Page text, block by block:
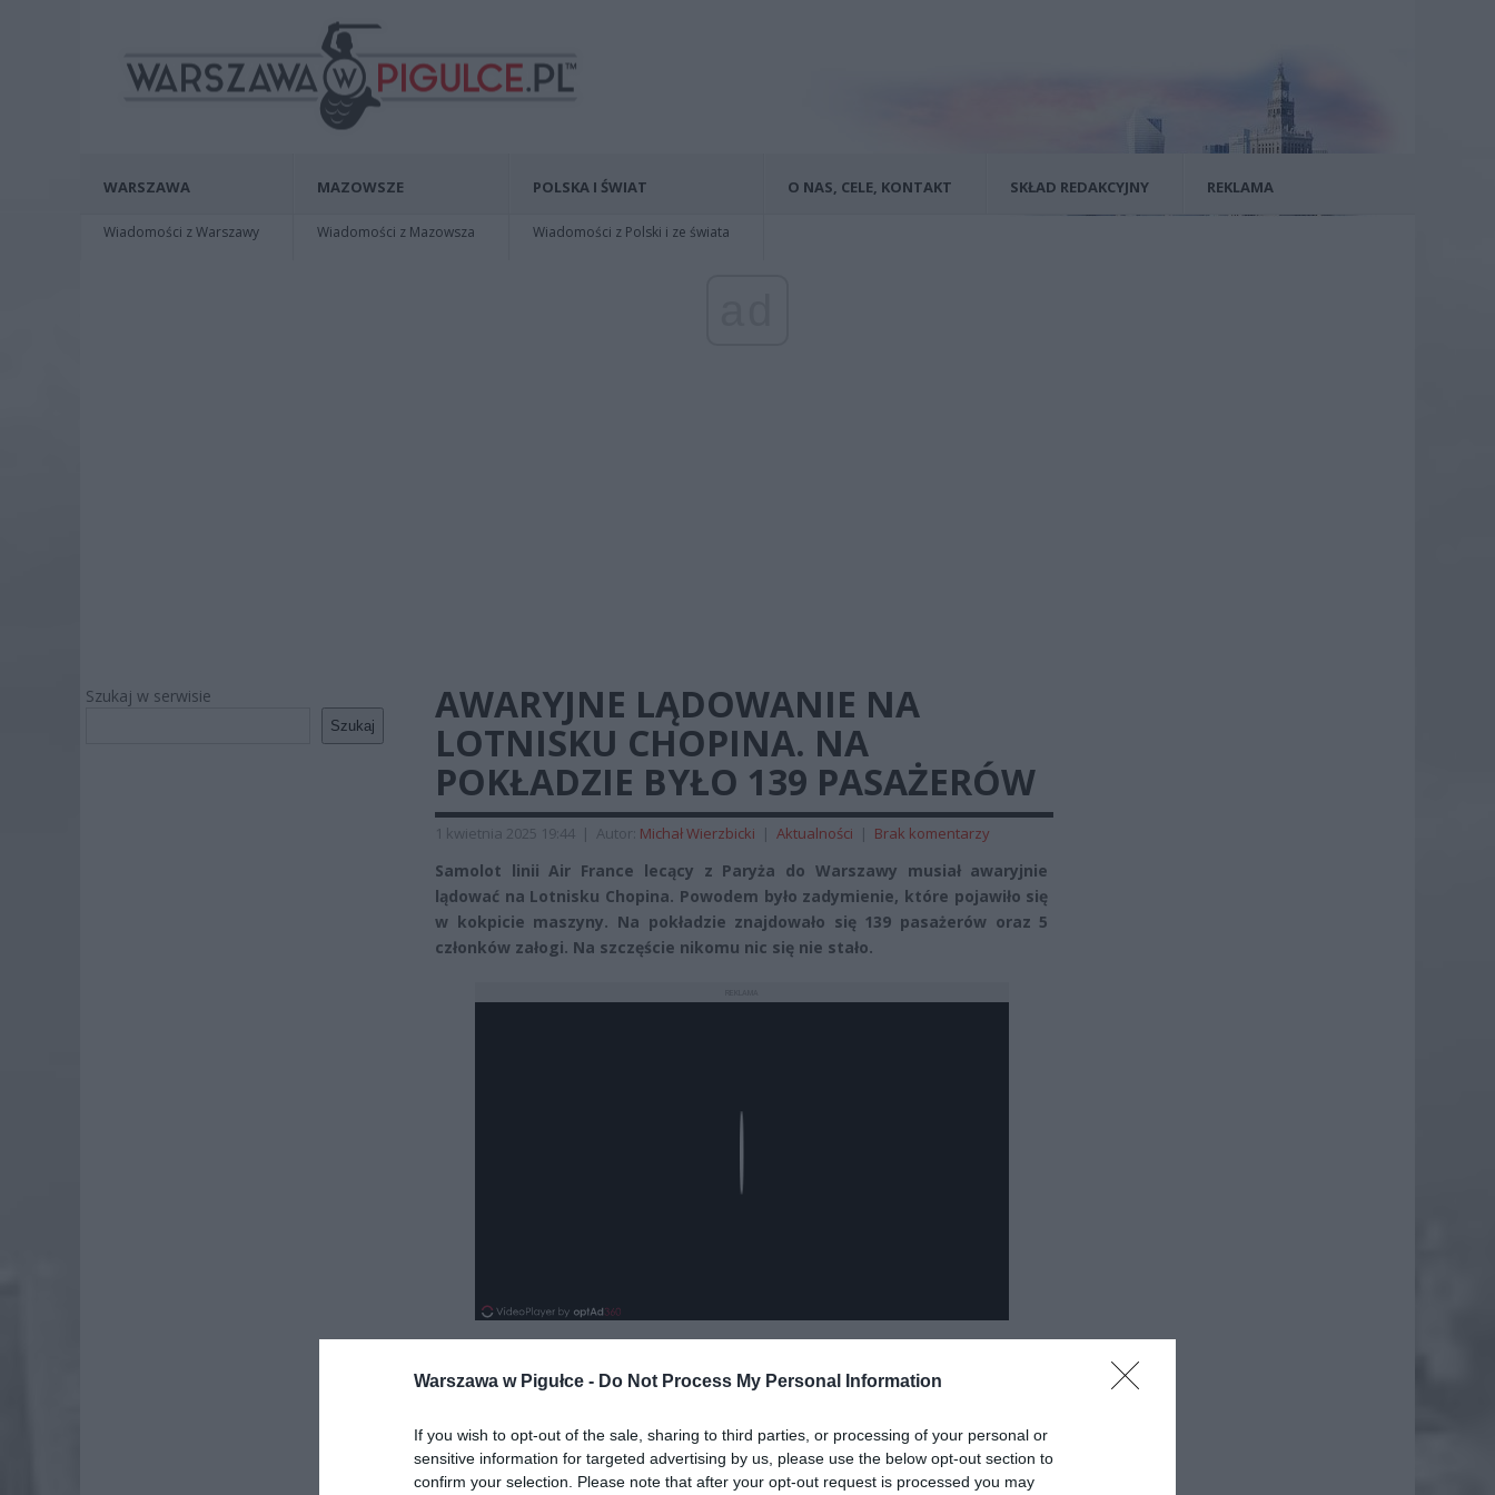
Warszawa w Pigułce - Do Not Process My Personal Information
If you wish to opt-out of the sale, sharing to third parties, or processing of your personal or
sensitive information for targeted advertising by us, please use the below opt-out section to
confirm your selection. Please note that after your opt-out request is processed you may
WARSZAWA
Wiadomości z Warszawy
MAZOWSZE
Wiadomości z Mazowsza
POLSKA I ŚWIAT
Wiadomości z Polski i ze świata
O NAS, CELE, KONTAKT SKŁAD REDAKCYJNY REKLAMA
Szukaj w serwisie
Szukaj
AWARYJNE LĄDOWANIE NA
LOTNISKU CHOPINA. NA
POKŁADZIE BYŁO 139 PASAŻERÓW
1 kwietnia 2025 19:44 | Autor: Michał Wierzbicki | Aktualności | Brak komentarzy
Samolot linii Air France lecący z Paryża do Warszawy musiał awaryjnie
lądować na Lotnisku Chopina. Powodem było zadymienie, które pojawiło się
w kokpicie maszyny. Na pokładzie znajdowało się 139 pasażerów oraz 5
członków załogi. Na szczęście nikomu nic się nie stało.